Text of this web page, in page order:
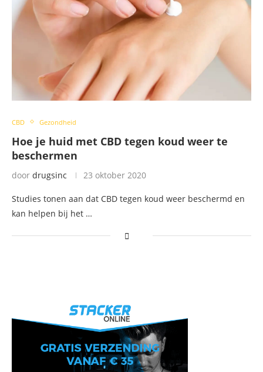
CBD Gezondheid
Hoe je huid met CBD tegen koud weer te
beschermen
door drugsinc 23 oktober 2020
Studies tonen aan dat CBD tegen koud weer beschermd en
kan helpen bij het …